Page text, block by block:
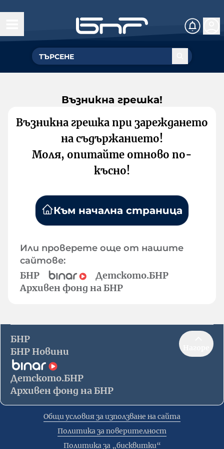
Възникна грешка!
Възникна грешка при зареждането
на съдържанието!
Моля, опитайте отново по-
късно!
Към начална страница
Или проверете още от нашите
сайтове:
БНР
Детското.БНР
Архивен фонд на БНР
БНР
БНР Новини
Детското.БНР
Архивен фонд на БНР
Общи условия за използване на сайта
Политика за поверителност
Политика за „бисквитки“